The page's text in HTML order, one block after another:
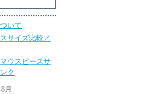
いて
サイズ比較／
ウスピースサ
ク
月